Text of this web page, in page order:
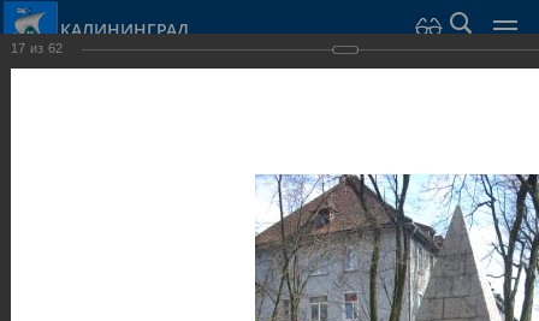
КАЛИНИНГРАД
Скульптуры и мемориалы
17 из 62